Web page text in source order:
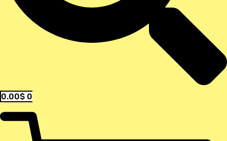
0.00$ 0